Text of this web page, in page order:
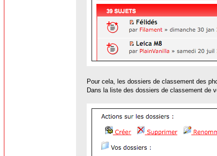
Pour cela, les dossiers de classement des
Dans la liste des dossiers de classement de